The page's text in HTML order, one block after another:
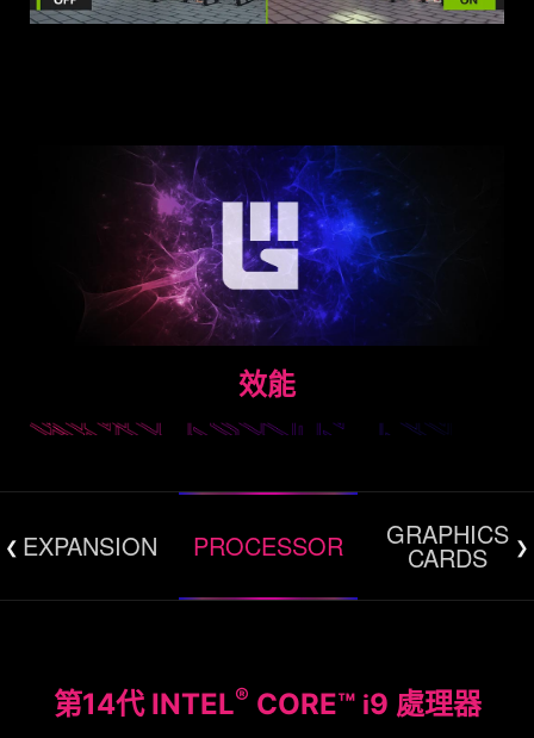
效能
EXPANSION PROCESSOR GRAPHICS
CARDS
第14代 INTEL® CORE™ i9 處理器
第二代寂靜風暴冷卻系統
為了獲得傑出的效能表現，微星電競桌機擁有獨家設
MSI Center為玩家提供多種效能設定檔，極限效能模
ATX 3.0 電源供應器